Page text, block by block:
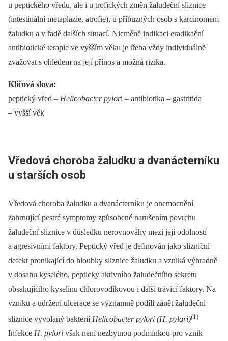
u peptického vředu, ale i u trofických změn žaludeční sliznice
(intestinální metaplazie, atrofie), u příbuzných osob s karcinomem
žaludku a v řadě dalších situací. Nicméně indikaci eradikační
antibiotické terapie ve vyšším věku je třeba vždy individuálně
zvažovat s ohledem na její přínos a možná rizika.
Klíčová slova:
peptický vřed –⁠ Helicobacter pylori –⁠ antibiotika –⁠ gastritida
–⁠ vyšší věk
Vředová choroba žaludku a dvanácterníku
u starších osob
Vředová choroba žaludku a dvanácterníku je onemocnění
zahrnující pestré symptomy způsobené narušením povrchu
žaludeční sliznice v důsledku nerovnováhy mezi její odolností
a agresivními faktory. Peptický vřed je definován jako slizniční
defekt pronikající do hloubky sliznice žaludku a vzniká výhradně
v dosahu kyselého, pepticky aktivního žaludečního sekretu
obsahujícího kyselinu chlorovodíkovou i další trávicí faktory. Na
vzniku a udržení ulcerace se významně podílí zánět žaludeční
sliznice vyvolaný bakterií Helicobacter pylori (H. pylori)(1)
Infekce H. pylori však není nezbytnou podmínkou pro vznik